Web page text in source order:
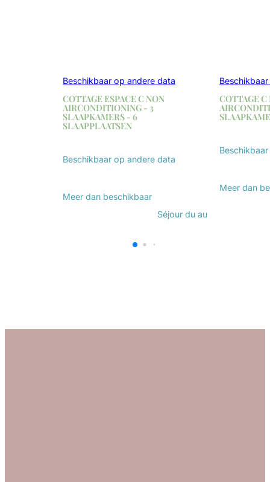
Beschikbaar op andere data
COTTAGE ESPACE C NON
AIRCONDITIONING - 3
SLAAPKAMERS - 6
SLAAPPLAATSEN
Beschikbaar op andere data
Meer dan beschikbaar
Séjour du au
COTTAGE C
Meer dan